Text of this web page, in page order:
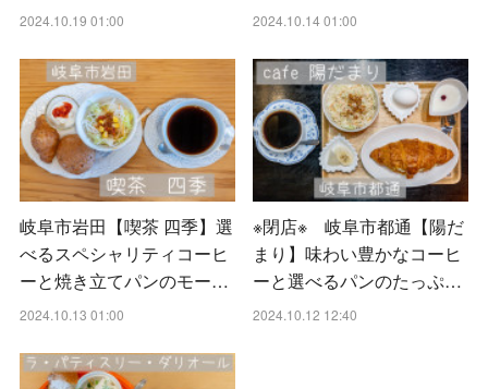
2024.10.19 01:00 2024.10.14 01:00
岐阜市岩田【喫茶 四季】選
べるスペシャリティコーヒ
ーと焼き立てパンのモー…
2024.10.13 01:00
※閉店※ 岐阜市都通【陽だ
まり】味わい豊かなコーヒ
ーと選べるパンのたっぷ…
2024.10.12 12:40